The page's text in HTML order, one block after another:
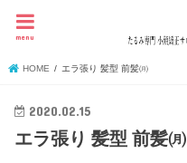
menu
HOME エラ張り 髪型 前髪㈪
2020.02.15
エラ張り 髪型 前髪㈪